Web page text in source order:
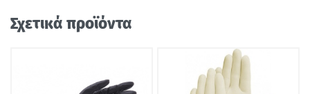
Σχετικά προϊόντα